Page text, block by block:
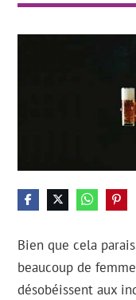
Bien que cela
beaucoup de
désobéissent aux